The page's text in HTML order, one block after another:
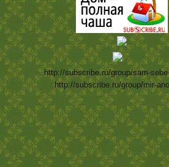
http://subscribe.ru/group/sam-
http://subscribe.ru/group/mir-